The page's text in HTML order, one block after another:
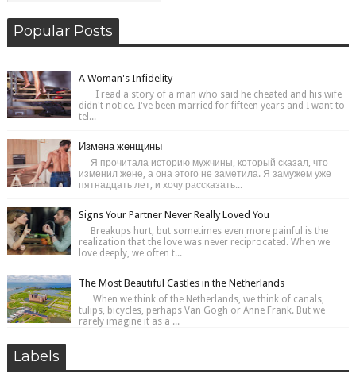
Popular Posts
A Woman's Infidelity
I read a story of a man who said he cheated and his wife
didn't notice. I've been married for fifteen years and I want to
tel...
Измена женщины
Я прочитала историю мужчины, который сказал, что
изменил жене, а она этого не заметила. Я замужем уже
пятнадцать лет, и хочу рассказать...
Signs Your Partner Never Really Loved You
Breakups hurt, but sometimes even more painful is the
realization that the love was never reciprocated. When we
love deeply, we often t...
The Most Beautiful Castles in the Netherlands
When we think of the Netherlands, we think of canals,
tulips, bicycles, perhaps Van Gogh or Anne Frank. But we
rarely imagine it as a ...
Labels